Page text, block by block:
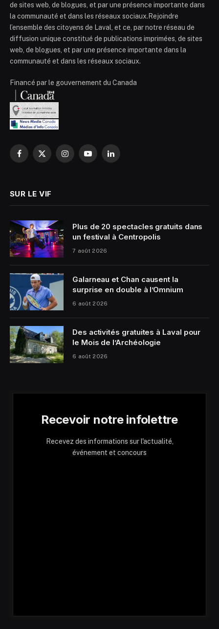
de sites web, de blogues, et par une présence importante dans
la communauté et dans les réseaux sociaux.Rejoindre
l’ensemble des citoyens de Laval, et ce, par notre réseau de
diffusion unique constitué de publications imprimées, de sites
web, de blogues, et par une présence importante dans la
communauté et dans les réseaux sociaux.
Financé par le gouvernement du Canada
Facebook
X
InstagramYouTubeLinkedIn
SUR LE VIF
Plus de 20 spectacles gratuits dans
un festival à Centropolis
7 août 2026
Galarneau et Chan causent la
surprise en double à l’Omnium
6 août 2026
Des activités gratuites à Laval pour
le Mois de l’Archéologie
6 août 2026
Recevoir notre infolettre
Recevez des informations sur l'actualité,
événement et concours